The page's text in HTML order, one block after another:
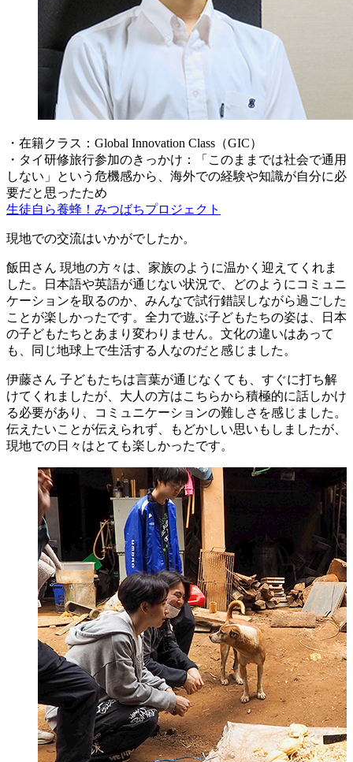
・在籍クラス：Global Innovation Class（GIC）
・タイ研修旅行参加のきっかけ：「このままでは社会で通用
しない」という危機感から、海外での経験や知識が自分に必
要だと思ったため
生徒自ら養蜂！みつばちプロジェクト
現地での交流はいかがでしたか。
飯田さん 現地の方々は、家族のように温かく迎えてくれま
した。日本語や英語が通じない状況で、どのようにコミュニ
ケーションを取るのか、みんなで試行錯誤しながら過ごした
ことが楽しかったです。全力で遊ぶ子どもたちの姿は、日本
の子どもたちとあまり変わりません。文化の違いはあって
も、同じ地球上で生活する人なのだと感じました。
伊藤さん 子どもたちは言葉が通じなくても、すぐに打ち解
けてくれましたが、大人の方はこちらから積極的に話しかけ
る必要があり、コミュニケーションの難しさを感じました。
伝えたいことが伝えられず、もどかしい思いもしましたが、
現地での日々はとても楽しかったです。